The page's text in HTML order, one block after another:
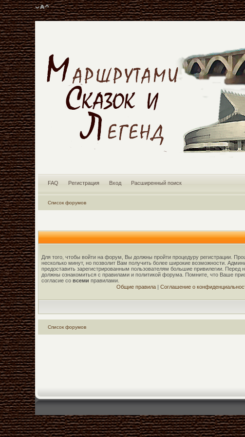
FAQ Регистрация Вход Расширенный поиск
Список форумов
Для того, чтобы войти на форум, Вы должны пройти процедуру регистрации.
несколько минут, но позволит Вам получить более широкие возможности.
предоставить зарегистрированным пользователям большие привилегии. Перед
должны ознакомиться с правилами и политикой форума. Помните, что Ваше
согласие со всеми правилами.
Общие правила| Соглашение о
Список форумов